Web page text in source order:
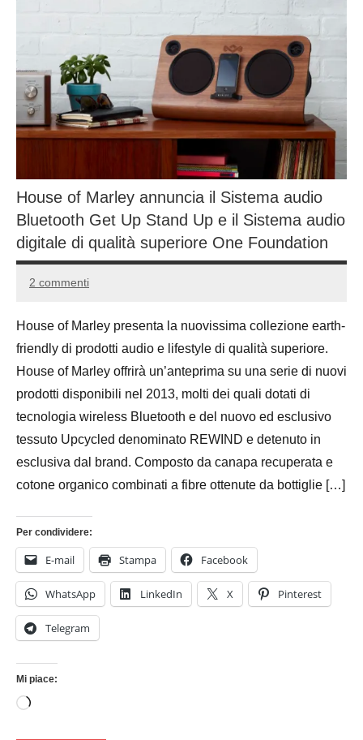
House of Marley annuncia il Sistema audio
Bluetooth Get Up Stand Up e il Sistema audio
digitale di qualità superiore One Foundation
12
2015
Andrea
2 commenti
House of Marley presenta la nuovissima collezione earth-
friendly di prodotti audio e lifestyle di qualità superiore.
House of Marley offrirà un’anteprima su una serie di nuovi
prodotti disponibili nel 2013, molti dei quali dotati di
tecnologia wireless Bluetooth e del nuovo ed esclusivo
tessuto Upcycled denominato REWIND e detenuto in
esclusiva dal brand. Composto da canapa recuperata e
cotone organico combinati a fibre ottenute da bottiglie […]
Per condividere:
E-mail Stampa Facebook
WhatsApp LinkedIn X Pinterest
Telegram
Mi piace:
Caricamento